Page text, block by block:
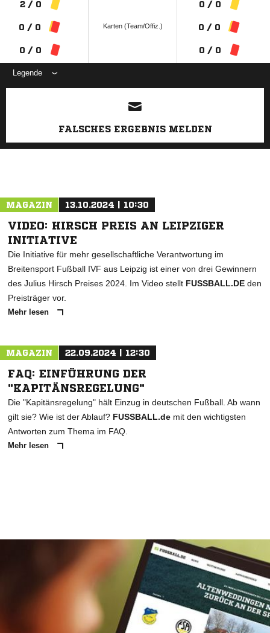
2 / 0
0 / 0
0 / 0
Karten (Team/Offiz.)
0 / 0
0 / 0
0 / 0
Legende
ANZEIGE
FALSCHES ERGEBNIS MELDEN
MAGAZIN 13.10.2024 | 10:30
VIDEO: HIRSCH PREIS AN LEIPZIGER
INITIATIVE
Die Initiative für mehr gesellschaftliche Verantwortung im
Breitensport Fußball IVF aus Leipzig ist einer von drei Gewinnern
des Julius Hirsch Preises 2024. Im Video stellt FUSSBALL.DE den
Preisträger vor.
Mehr lesen
MAGAZIN 22.09.2024 | 12:30
FAQ: EINFÜHRUNG DER
"KAPITÄNSREGELUNG"
Die "Kapitänsregelung" hält Einzug in deutschen Fußball. Ab wann
gilt sie? Wie ist der Ablauf? FUSSBALL.de mit den wichtigsten
Antworten zum Thema im FAQ.
Mehr lesen